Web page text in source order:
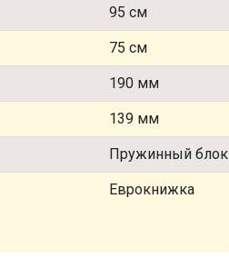
95 см
75 см
190 мм
139 мм
Пружинный блок
Еврокнижка